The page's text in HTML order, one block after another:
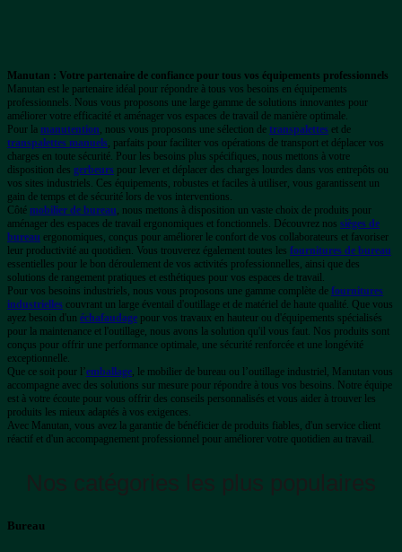
Manutan : Votre partenaire de confiance pour tous vos équipements professionnels
Manutan est le partenaire idéal pour répondre à tous vos besoins en équipements
professionnels. Nous vous proposons une large gamme de solutions innovantes pour
améliorer votre efficacité et aménager vos espaces de travail de manière optimale.
Pour la manutention, nous vous proposons une sélection de transpalettes et de
transpalettes manuels, parfaits pour faciliter vos opérations de transport et déplacer vos
charges en toute sécurité. Pour les besoins plus spécifiques, nous mettons à votre
disposition des gerbeurs pour lever et déplacer des charges lourdes dans vos entrepôts ou
vos sites industriels. Ces équipements, robustes et faciles à utiliser, vous garantissent un
gain de temps et de sécurité lors de vos interventions.
Côté mobilier de bureau, nous mettons à disposition un vaste choix de produits pour
aménager des espaces de travail ergonomiques et fonctionnels. Découvrez nos sièges de
bureau ergonomiques, conçus pour améliorer le confort de vos collaborateurs et favoriser
leur productivité au quotidien. Vous trouverez également toutes les fournitures de bureau
essentielles pour le bon déroulement de vos activités professionnelles, ainsi que des
solutions de rangement pratiques et esthétiques pour vos espaces de travail.
Pour vos besoins industriels, nous vous proposons une gamme complète de fournitures
industrielles couvrant un large éventail d'outillage et de matériel de haute qualité. Que vous
ayez besoin d'un échafaudage pour vos travaux en hauteur ou d'équipements spécialisés
pour la maintenance et l'outillage, nous avons la solution qu'il vous faut. Nos produits sont
conçus pour offrir une performance optimale, une sécurité renforcée et une longévité
exceptionnelle.
Que ce soit pour l’emballage, le mobilier de bureau ou l’outillage industriel, Manutan vous
accompagne avec des solutions sur mesure pour répondre à tous vos besoins. Notre équipe
est à votre écoute pour vous offrir des conseils personnalisés et vous aider à trouver les
produits les mieux adaptés à vos exigences.
Avec Manutan, vous avez la garantie de bénéficier de produits fiables, d'un service client
réactif et d'un accompagnement professionnel pour améliorer votre quotidien au travail.
Nos catégories les plus populaires
Bureau